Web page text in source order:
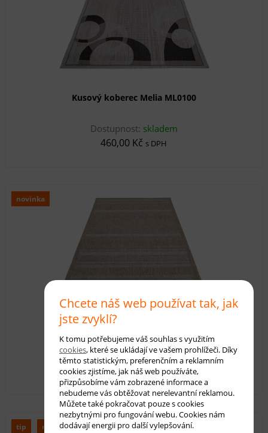
Kusový koberec Melia ML0100
Dostupnost: skladem
460,00 Kč s DPH
novinka
Kusový koberec Melia ML0110
Dostupnost:skladem
460,00 Kčs DPH
tip novinka
Chcete náš web používat tak, jak
jste zvyklí?
K tomu potřebujeme váš souhlas s využitím
cookies, které se ukládají ve vašem prohlížeči. Díky
těmto statistickým, preferenčním a reklamním
cookies zjistíme, jak náš web používáte,
přizpůsobíme vám zobrazené informace a
nebudeme vás obtěžovat nerelevantní reklamou.
Můžete také pokračovat pouze s cookies
nezbytnými pro fungování webu. Cookies nám
dodávají energii pro další vylepšování.